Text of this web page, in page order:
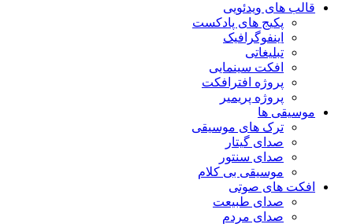
قالب های ویدئویی
پکیج های پادکست
اینفوگرافیک
تبلیغاتی
افکت سینمایی
پروژه افترافکت
پروژه پریمیر
موسیقی ها
ترک های موسیقی
صدای گیتار
صدای سنتور
موسیقی بی کلام
افکت های صوتی
صدای طبیعت
صدای مردم